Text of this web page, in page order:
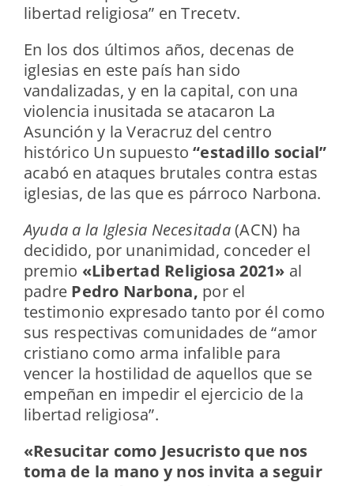
libertad religiosa” en Trecetv.
En los dos últimos años, decenas de
iglesias en este país han sido
vandalizadas, y en la capital, con una
violencia inusitada se atacaron La
Asunción y la Veracruz del centro
histórico Un supuesto“estadillo social”
acabó en ataques brutales contra estas
iglesias, de las que es párroco Narbona.
Ayuda a la Iglesia Necesitada(ACN) ha
decidido, por unanimidad, conceder el
premio «Libertad Religiosa 2021» al
padre Pedro Narbona, por el
testimonio expresado tanto por él como
sus respectivas comunidades de “amor
cristiano como arma infalible para
vencer la hostilidad de aquellos que se
empeñan en impedir el ejercicio de la
libertad religiosa”.
«Resucitar como Jesucristo que nos
toma de la mano y nos invita a seguir